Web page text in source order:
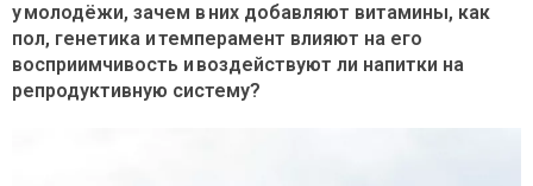
у молодёжи, зачем в них добавляют витамины, как
пол, генетика и темперамент влияют на его
восприимчивость и воздействуют ли напитки на
репродуктивную систему?